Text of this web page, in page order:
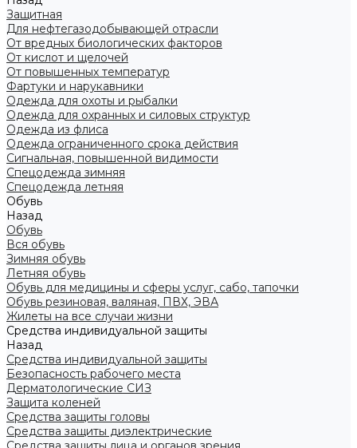
Защитная
Для нефтегазодобывающей отрасли
От вредных биологических факторов
От кислот и щелочей
От повышенных температур
Фартуки и нарукавники
Одежда для охоты и рыбалки
Одежда для охранных и силовых структур
Одежда из флиса
Одежда ограниченного срока действия
Сигнальная, повышенной видимости
Спецодежда зимняя
Спецодежда летняя
Обувь
Назад
Обувь
Вся обувь
Зимняя обувь
Летняя обувь
Обувь для медицины и сферы услуг, сабо, тапочки
Обувь резиновая, валяная, ПВХ, ЭВА
Жилеты на все случаи жизни
Средства индивидуальной защиты
Назад
Средства индивидуальной защиты
Безопасность рабочего места
Дерматологические СИЗ
Защита коленей
Средства защиты головы
Средства защиты диэлектрические